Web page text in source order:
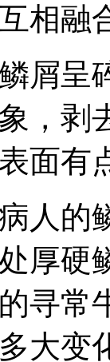
相融
屑呈
，剥
面有
人的
厚硬
寻常
大变